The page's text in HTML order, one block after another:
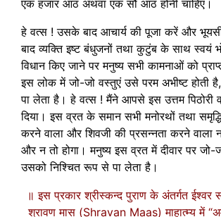
एक हजार आठ अथवा एक सौ आठ होनी चाहिए।
हे वत्स ! उसके बाद आचार्य की पूजा करें और
बाद व्यक्ति इष्ट बंधुजनों तथा कुटुंब के साथ स्वयं
विधान किए जाने पर मनुष्य सभी कामनाओं को
इस लोक में जो-जो वस्तुएं उसे परम अभीष्ट होती
पा लेता है। हे वत्स ! मैंने आपसे इस उत्तम पिठोरी
दिया। इस व्रत के समान सभी मनोरथों तथा
करने वाला और शिवजी की प्रसन्नता करने
और न तो होगा। मनुष्य इस व्रत में दीवार पर जो-
उसको निश्चित रूप से पा लेता है।
॥ इस प्रकार श्रीस्कन्द पुराण के अंतर्गत ईश्वर
श्रावण मास (Shravan Maas) माहात्म्य में